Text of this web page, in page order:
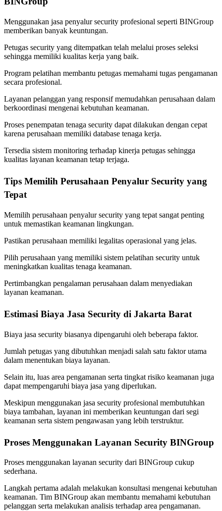
Menggunakan jasa penyalur security profesional seperti BINGroup
memberikan banyak keuntungan.
Petugas security yang ditempatkan telah melalui proses seleksi
sehingga memiliki kualitas kerja yang baik.
Program pelatihan membantu petugas memahami tugas pengamanan
secara profesional.
Layanan pelanggan yang responsif memudahkan perusahaan dalam
berkoordinasi mengenai kebutuhan keamanan.
Proses penempatan tenaga security dapat dilakukan dengan cepat
karena perusahaan memiliki database tenaga kerja.
Tersedia sistem monitoring terhadap kinerja petugas sehingga
kualitas layanan keamanan tetap terjaga.
Tips Memilih Perusahaan Penyalur Security yang
Tepat
Memilih perusahaan penyalur security yang tepat sangat penting
untuk memastikan keamanan lingkungan.
Pastikan perusahaan memiliki legalitas operasional yang jelas.
Pilih perusahaan yang memiliki sistem pelatihan security untuk
meningkatkan kualitas tenaga keamanan.
Pertimbangkan pengalaman perusahaan dalam menyediakan
layanan keamanan.
Estimasi Biaya Jasa Security di Jakarta Barat
Biaya jasa security biasanya dipengaruhi oleh beberapa faktor.
Jumlah petugas yang dibutuhkan menjadi salah satu faktor utama
dalam menentukan biaya layanan.
Selain itu, luas area pengamanan serta tingkat risiko keamanan juga
dapat mempengaruhi biaya jasa yang diperlukan.
Meskipun menggunakan jasa security profesional membutuhkan
biaya tambahan, layanan ini memberikan keuntungan dari segi
keamanan serta sistem pengawasan yang lebih terstruktur.
Proses Menggunakan Layanan Security BINGroup
Proses menggunakan layanan security dari BINGroup cukup
sederhana.
Langkah pertama adalah melakukan konsultasi mengenai kebutuhan
keamanan. Tim BINGroup akan membantu memahami kebutuhan
pelanggan serta melakukan analisis terhadap area pengamanan.